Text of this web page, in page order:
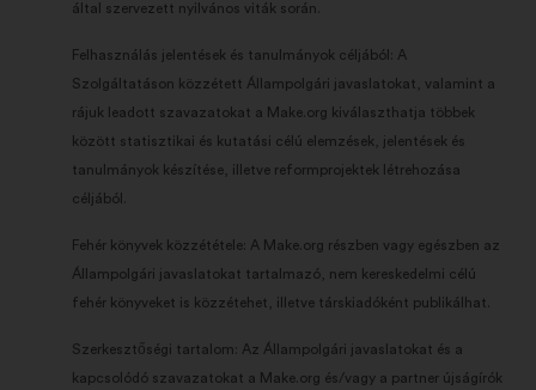
által szervezett nyilvános viták során.
Felhasználás jelentések és tanulmányok céljából: A
Szolgáltatáson közzétett Állampolgári javaslatokat, valamint a
rájuk leadott szavazatokat a Make.org kiválaszthatja többek
között statisztikai és kutatási célú elemzések, jelentések és
tanulmányok készítése, illetve reformprojektek létrehozása
céljából.
Fehér könyvek közzététele: A Make.org részben vagy egészben az
Állampolgári javaslatokat tartalmazó, nem kereskedelmi célú
fehér könyveket is közzétehet, illetve társkiadóként publikálhat.
Szerkesztőségi tartalom: Az Állampolgári javaslatokat és a
kapcsolódó szavazatokat a Make.org és/vagy a partner újságírók